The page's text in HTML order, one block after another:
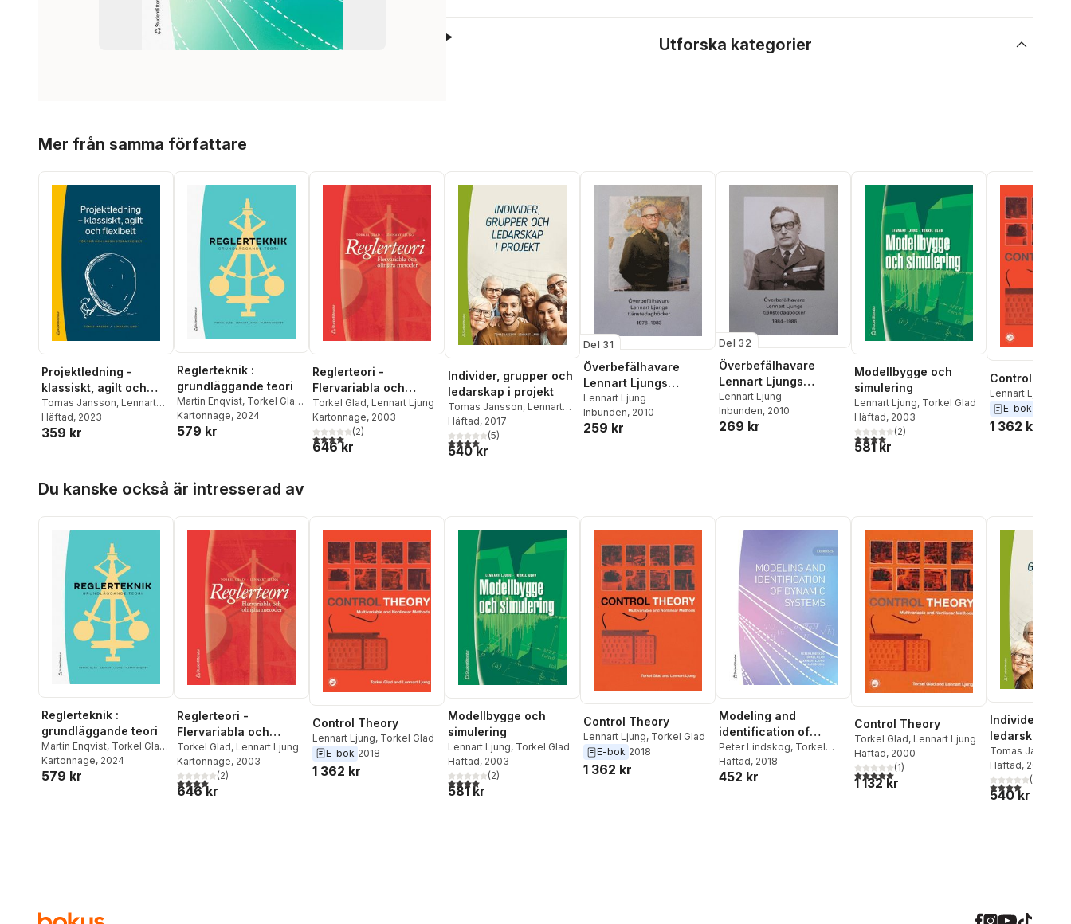
Utforska kategorier
Mer från samma författare
Projektledning -
klassiskt, agilt och
flexibelt : för små och
lagom stora projekt
Tomas Jansson, Lennart
Ljung
Häftad, 2023
359 kr
Reglerteknik :
grundläggande teori
Martin Enqvist, Torkel Glad ,
Lennart Ljung
Kartonnage, 2024
579 kr
Reglerteori -
Flervariabla och
olinjära metoder
Torkel Glad, Lennart Ljung
Kartonnage, 2003
4,0utav 5 stjärnor. Totalt antal röster:
(2)
646 kr
Individer, grupper och
ledarskap i projekt
Tomas Jansson, Lennart
Ljung
Häftad, 2017
4,0utav 5 stjärnor. Totalt antal röster:
(5)
540 kr
Del 31
Överbefälhavare
Lennart Ljungs
tjänstedagböcker
1978-1983. Del 1
Lennart Ljung
Inbunden, 2010
259 kr
Del 32
Överbefälhavare
Lennart Ljungs
tjänstedagböcker
1984-1986. Del 2
Lennart Ljung
Inbunden, 2010
269 kr
Modellbygge och
simulering
Lennart Ljung, Torkel Glad
Häftad, 2003
4,0utav 5 stjärnor. Totalt antal röster:
(2)
581 kr
Control
Lennart Ljung
E-bok
1 362 kr
Du kanske också är intresserad av
Reglerteknik :
grundläggande teori
Martin Enqvist, Torkel Glad ,
Lennart Ljung
Kartonnage, 2024
579 kr
Reglerteori -
Flervariabla och
olinjära metoder
Torkel Glad, Lennart Ljung
Kartonnage, 2003
4,0utav 5 stjärnor. Totalt antal röster:
(2)
646 kr
Control Theory
Lennart Ljung, Torkel Glad
E-bok 2018
1 362 kr
Modellbygge och
simulering
Lennart Ljung, Torkel Glad
Häftad, 2003
4,0utav 5 stjärnor. Totalt antal röster:
(2)
581 kr
Control Theory
Lennart Ljung, Torkel Glad
E-bok 2018
1 362 kr
Modeling and
identification of
dynamic systems :
exercises
Peter Lindskog, Torkel
Glad,Lennart Ljung
Roll
Häftad, 2018
452 kr
Control Theory
Torkel Glad, Lennart Ljung
Häftad, 2000
5,0utav 5 stjärnor. Totalt antal röster:
(1)
1 132 kr
Individer,
ledarskap i
Tomas Jansson
Ljung
Häftad, 2017
4,0utav 5(
540 kr